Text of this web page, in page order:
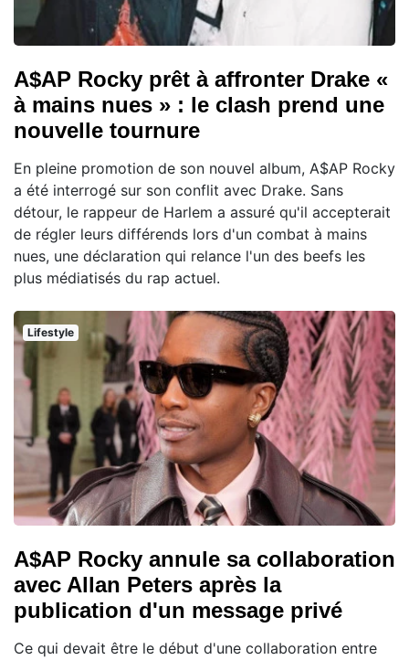
A$AP Rocky prêt à affronter Drake «
à mains nues » : le clash prend une
nouvelle tournure
En pleine promotion de son nouvel album, A$AP Rocky
a été interrogé sur son conflit avec Drake. Sans
détour, le rappeur de Harlem a assuré qu'il accepterait
de régler leurs différends lors d'un combat à mains
nues, une déclaration qui relance l'un des beefs les
plus médiatisés du rap actuel.
Lifestyle
A$AP Rocky annule sa collaboration
avec Allan Peters après la
publication d'un message privé
Ce qui devait être le début d'une collaboration entre